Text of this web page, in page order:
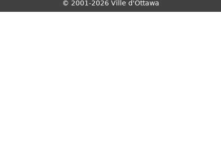
© 2001-2026 Ville d'Ottawa